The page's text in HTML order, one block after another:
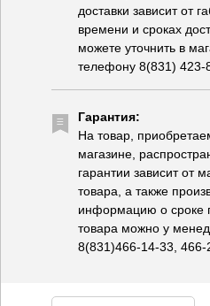
доставки зависит от
времени и сроках
можете уточнить в
телефону 8(831) 423-
Гарантия:
На товар,
магазине,
гарантии зависит от
товара, а также
информацию о сроке
товара можно у
8(831)466-14-33,